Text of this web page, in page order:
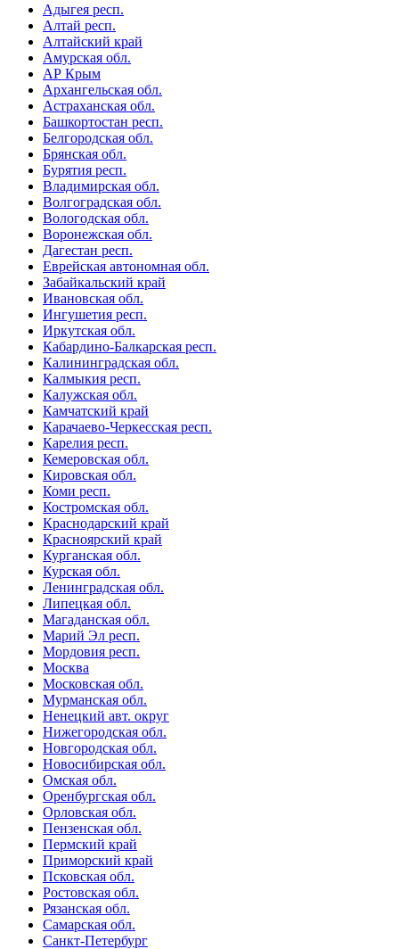
Адыгея респ.
Алтай респ.
Алтайский край
Амурская обл.
АР Крым
Архангельская обл.
Астраханская обл.
Башкортостан респ.
Белгородская обл.
Брянская обл.
Бурятия респ.
Владимирская обл.
Волгоградская обл.
Вологодская обл.
Воронежская обл.
Дагестан респ.
Еврейская автономная обл.
Забайкальский край
Ивановская обл.
Ингушетия респ.
Иркутская обл.
Кабардино-Балкарская респ.
Калининградская обл.
Калмыкия респ.
Калужская обл.
Камчатский край
Карачаево-Черкесская респ.
Карелия респ.
Кемеровская обл.
Кировская обл.
Коми респ.
Костромская обл.
Краснодарский край
Красноярский край
Курганская обл.
Курская обл.
Ленинградская обл.
Липецкая обл.
Магаданская обл.
Марий Эл респ.
Мордовия респ.
Москва
Московская обл.
Мурманская обл.
Ненецкий авт. округ
Нижегородская обл.
Новгородская обл.
Новосибирская обл.
Омская обл.
Оренбургская обл.
Орловская обл.
Пензенская обл.
Пермский край
Приморский край
Псковская обл.
Ростовская обл.
Рязанская обл.
Самарская обл.
Санкт-Петербург